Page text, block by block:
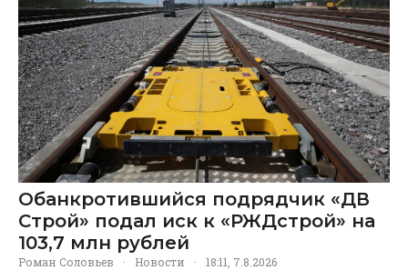
Обанкротившийся подрядчик «ДВ
Строй» подал иск к «РЖДстрой» на
103,7 млн рублей
Роман Соловьев · Новости · 18:11, 7.8.2026